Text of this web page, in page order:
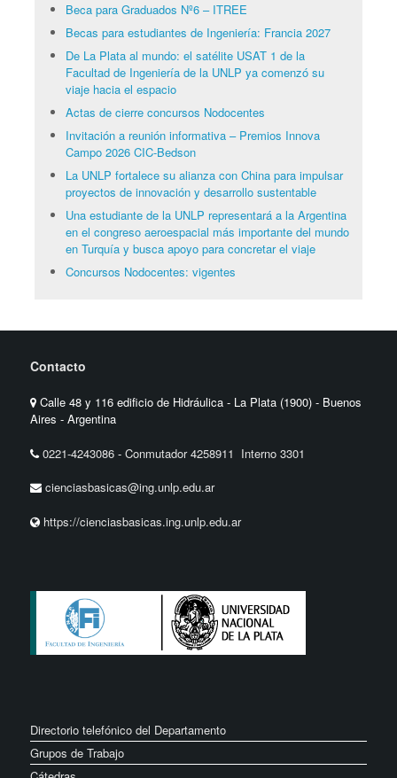
Beca para Graduados Nº6 – ITREE
Becas para estudiantes de Ingeniería: Francia 2027
De La Plata al mundo: el satélite USAT 1 de la
Facultad de Ingeniería de la UNLP ya comenzó su
viaje hacia el espacio
Actas de cierre concursos Nodocentes
Invitación a reunión informativa – Premios Innova
Campo 2026 CIC-Bedson
La UNLP fortalece su alianza con China para impulsar
proyectos de innovación y desarrollo sustentable
Una estudiante de la UNLP representará a la Argentina
en el congreso aeroespacial más importante del mundo
en Turquía y busca apoyo para concretar el viaje
Concursos Nodocentes: vigentes
Contacto
Calle 48 y 116 edificio de Hidráulica - La Plata (1900) - Buenos
Aires - Argentina
0221-4243086 -Conmutador 4258911 Interno 3301
cienciasbasicas@ing.unlp.edu.ar
https://cienciasbasicas.ing.unlp.edu.ar
Directorio telefónico del Departamento
Grupos de Trabajo